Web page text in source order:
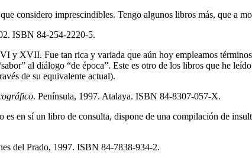
considero imprescindibles. Tengo algunos libros más, que a
ISBN 84-254-2220-5.
y XVII. Fue tan rica y variada que aún hoy empleamos
al diálogo “de época”. Este es otro de los libros que he
de su equivalente actual).
. Península, 1997. Atalaya. ISBN 84-8307-057-X.
en sí un libro de consulta, dispone de una compilación de
del Prado, 1997. ISBN 84-7838-934-2.